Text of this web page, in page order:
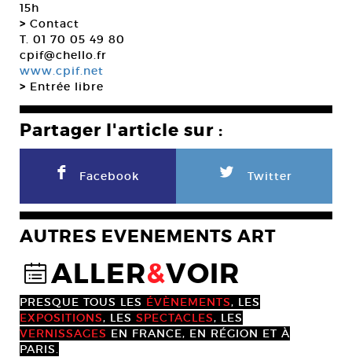
15h
> Contact
T. 01 70 05 49 80
cpif@chello.fr
www.cpif.net
> Entrée libre
Partager l'article sur :
F Facebook L Twitter
AUTRES EVENEMENTS ART
@ALLER&VOIR
PRESQUE TOUS LES ÉVÈNEMENTS, LES
EXPOSITIONS, LES SPECTACLES, LES
VERNISSAGES EN FRANCE, EN RÉGION ET À
PARIS.